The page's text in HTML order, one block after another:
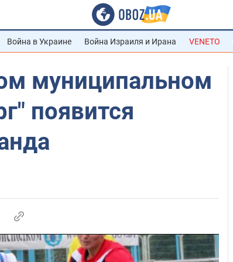
Война в Украине Война Израиля и Ирана VENETO
муниципальном
появится